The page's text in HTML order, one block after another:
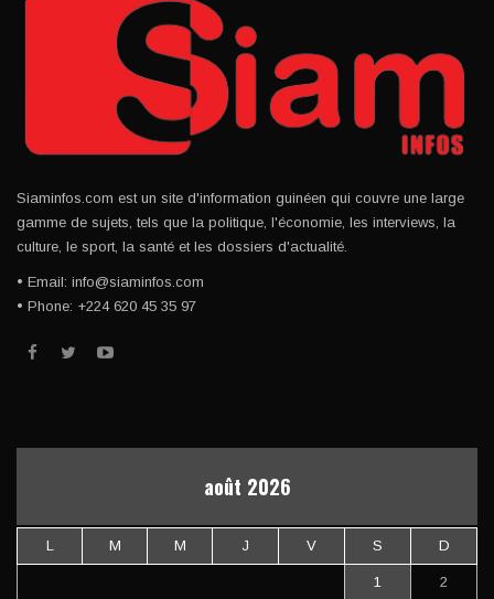
Siaminfos.com est un site d'information guinéen qui couvre une large
gamme de sujets, tels que la politique, l'économie, les interviews, la
culture, le sport, la santé et les dossiers d'actualité.
• Email: info@siaminfos.com
• Phone: +224 620 45 35 97
août 2026
L M M J V S D
1 2